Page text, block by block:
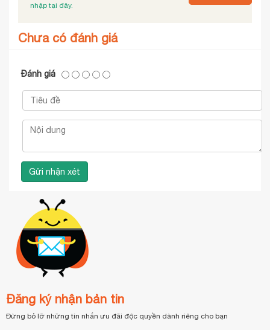
nhập tại đây.
Chưa có đánh giá
Đánh giá
Đăng ký nhận bản tin
Đừng bỏ lỡ những tin nhắn ưu đãi độc quyền dành riêng cho bạn